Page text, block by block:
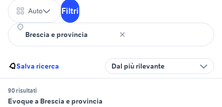
Auto Filtri
Salva ricerca Dal più rilevante
90 risultati
Evoque a Brescia e provincia